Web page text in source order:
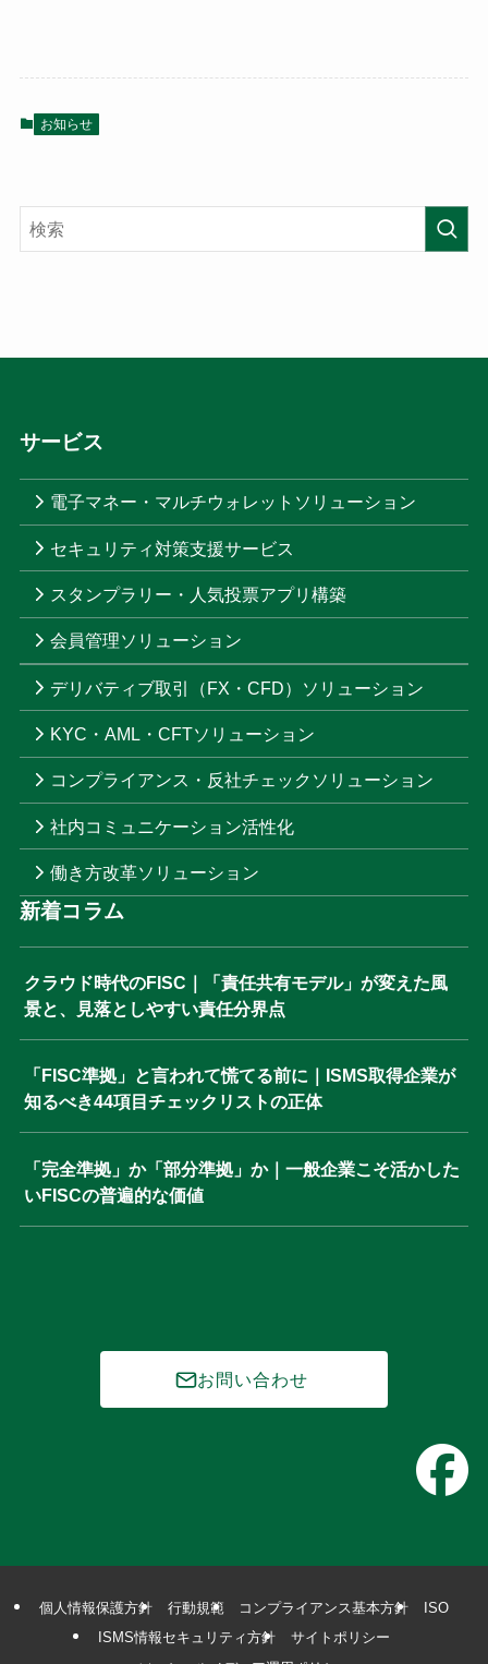
お知らせ
サービス
電子マネー・マルチウォレットソリューション
セキュリティ対策支援サービス
スタンプラリー・人気投票アプリ構築
会員管理ソリューション
デリバティブ取引（FX・CFD）ソリューション
KYC・AML・CFTソリューション
コンプライアンス・反社チェックソリューション
社内コミュニケーション活性化
働き方改革ソリューション
新着コラム
クラウド時代のFISC｜「責任共有モデル」が変えた風
景と、見落としやすい責任分界点
「FISC準拠」と言われて慌てる前に｜ISMS取得企業が
知るべき44項目チェックリストの正体
「完全準拠」か「部分準拠」か｜一般企業こそ活かした
いFISCの普遍的な価値
お問い合わせ
個人情報保護方針 行動規範 コンプライアンス基本方針
ISO
ISMS情報セキュリティ方針
サイトポリシー